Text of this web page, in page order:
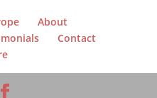
About
Contact